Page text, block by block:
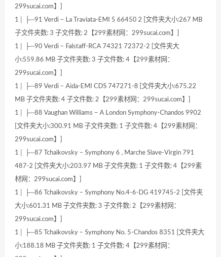
299sucai.com】]
1│ ├─91 Verdi – La Traviata-EMI 5 66450 2 [文件夹大小:267 MB
子文件夹数: 3 子文件数: 2【299素材网：299sucai.com】]
1│ ├─90 Verdi – Falstaff-RCA 74321 72372-2 [文件夹大
小:559.86 MB 子文件夹数: 3 子文件数: 4【299素材网：
299sucai.com】]
1│ ├─89 Verdi – Aida-EMI CDS 747271-8 [文件夹大小:675.22
MB 子文件夹数: 4 子文件数: 2【299素材网：299sucai.com】]
1│ ├─88 Vaughan Williams – A London Symphony-Chandos 9902
[文件夹大小:300.91 MB 子文件夹数: 1 子文件数: 4【299素材网：
299sucai.com】]
1│ ├─87 Tchaikovsky – Symphony 6 , Marche Slave-Virgin 791
487-2 [文件夹大小:203.97 MB 子文件夹数: 1 子文件数: 4【299素
材网：299sucai.com】]
1│ ├─86 Tchaikovsky – Symphony No.4-6-DG 419745-2 [文件夹
大小:601.31 MB 子文件夹数: 3 子文件数: 2【299素材网：
299sucai.com】]
1│ ├─85 Tchaikovsky – Symphony No. 5-Chandos 8351 [文件夹大
小:188.18 MB 子文件夹数: 1 子文件数: 4【299素材网：